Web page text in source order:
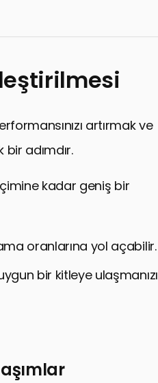
artırmak ve
adımdır.
kadar geniş bir
oranlarına yol açabilir.
bir kitleye ulaşmanızı